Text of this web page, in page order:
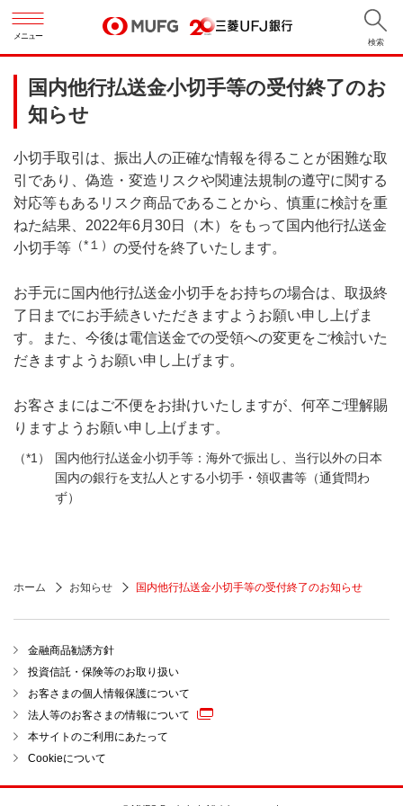
メニュー
検索
国内他行払送金小切手等の受付終了のお
知らせ
小切手取引は、振出人の正確な情報を得ることが困難な取
引であり、偽造・変造リスクや関連法規制の遵守に関する
対応等もあるリスク商品であることから、慎重に検討を重
ねた結果、2022年6月30日（木）をもって国内他行払送金
小切手等 （*１） の受付を終了いたします。
お手元に国内他行払送金小切手をお持ちの場合は、取扱終
了日までにお手続きいただきますようお願い申し上げま
す。また、今後は電信送金での受領への変更をご検討いた
だきますようお願い申し上げます。
お客さまにはご不便をお掛けいたしますが、何卒ご理解賜
りますようお願い申し上げます。
国内他行払送金小切手等：海外で振出し、当行以外の日本
国内の銀行を支払人とする小切手・領収書等（通貨問わ
ず）
ホーム お知らせ 国内他行払送金小切手等の受付終了のお知らせ
金融商品勧誘方針
投資信託・保険等のお取り扱い
お客さまの個人情報保護について
法人等のお客さまの情報について
本サイトのご利用にあたって
Cookieについて